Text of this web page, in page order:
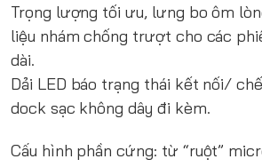
Trọng lượng tối ưu, lưng bo ôm
liệu nhám chống trượt cho các
dài.
Dải LED báo trạng thái kết nối/
dock sạc không dây đi kèm.
Cấu hình phần cứng: từ “ruột”